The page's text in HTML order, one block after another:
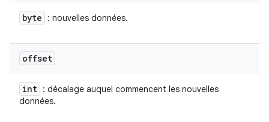
byte : nouvelles données.
offset
int : décalage auquel commencent les nouvelles
données.